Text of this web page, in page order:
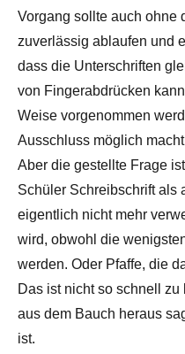
Vorgang sollte auch ohne
zuverlässig ablaufen und
dass die Unterschriften
von Fingerabdrücken
Weise vorgenommen
Ausschluss möglich
Aber die gestellte Frage
Schüler Schreibschrift als
eigentlich nicht mehr
wird, obwohl die
werden. Oder Pfaffe, die
Das ist nicht so schnell
aus dem Bauch heraus
ist.